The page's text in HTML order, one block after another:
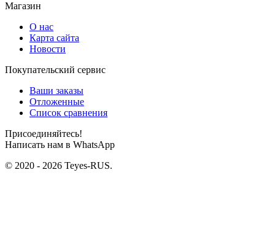
Магазин
О нас
Карта сайта
Новости
Покупательский сервис
Ваши заказы
Отложенные
Список сравнения
Присоединяйтесь!
Написать нам в WhatsApp
© 2020 - 2026 Teyes-RUS.